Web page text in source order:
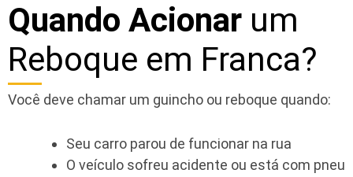
Quando Acionar um
Reboque em Franca?
Você deve chamar um guincho ou reboque quando:
Seu carro parou de funcionar na rua
O veículo sofreu acidente ou está com pneu